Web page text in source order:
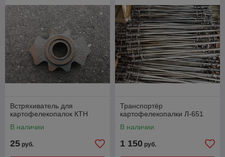
Встряхиватель для
картофелекопалок КТН
В наличии
25 руб.
Транспортёр
картофелекопалки Л-651
В наличии
1 150 руб.